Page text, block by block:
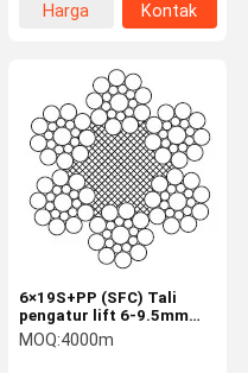
Harga
Kontak
6×19S+PP (SFC) Tali
pengatur lift 6-9.5mm
Tali kawat GB 8903-2024
MOQ:4000m